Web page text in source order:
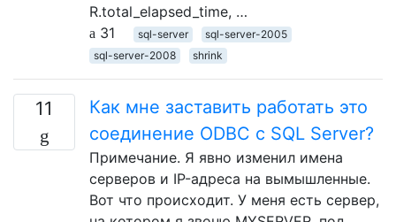
R.total_elapsed_time, …
31
sql-server
sql-server-2005
sql-server-2008
shrink
11
Как мне заставить работать это
соединение ODBC с SQL Server?
Примечание. Я явно изменил имена
серверов и IP-адреса на вымышленные.
Вот что происходит. У меня есть сервер,